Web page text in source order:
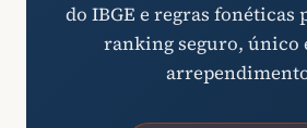
do IBGE e regras fonéticas
ranking seguro, único